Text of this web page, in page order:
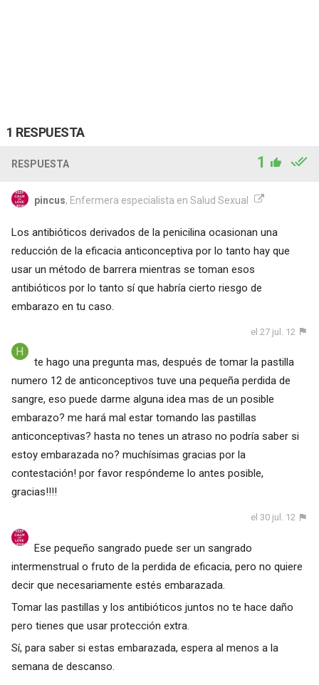
1 RESPUESTA
RESPUESTA 1
pincus, Enfermera especialista en Salud Sexual
Los antibióticos derivados de la penicilina ocasionan una
reducción de la eficacia anticonceptiva por lo tanto hay que
usar un método de barrera mientras se toman esos
antibióticos por lo tanto sí que habría cierto riesgo de
embarazo en tu caso.
el 27 jul. 12
te hago una pregunta mas, después de tomar la pastilla
numero 12 de anticonceptivos tuve una pequeña perdida de
sangre, eso puede darme alguna idea mas de un posible
embarazo? me hará mal estar tomando las pastillas
anticonceptivas? hasta no tenes un atraso no podría saber si
estoy embarazada no? muchísimas gracias por la
contestación! por favor respóndeme lo antes posible,
gracias!!!!
el 30 jul. 12
Ese pequeño sangrado puede ser un sangrado
intermenstrual o fruto de la perdida de eficacia, pero no quiere
decir que necesariamente estés embarazada.
Tomar las pastillas y los antibióticos juntos no te hace daño
pero tienes que usar protección extra.
Sí, para saber si estas embarazada, espera al menos a la
semana de descanso.